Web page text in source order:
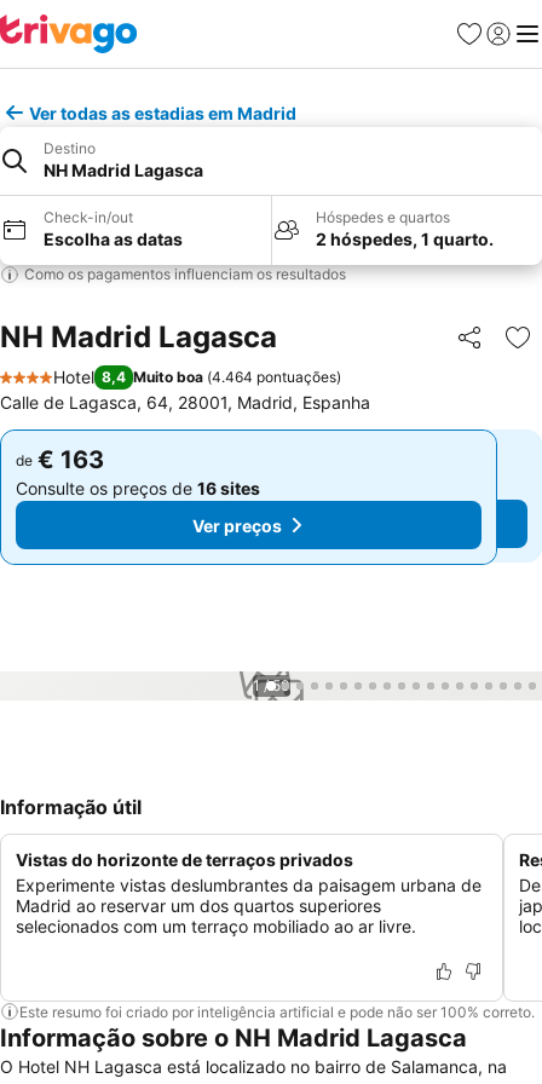
Favoritos
Iniciar
Ver todas as estadias em Madrid
Destino
NH Madrid Lagasca
Check-in/out
Escolha as datas
Hóspedes e quartos
2 hóspedes, 1 quarto.
Como os pagamentos influenciam os resultados
NH Madrid Lagasca Partilhar
4 Estrelas
Hotel 8,4 Muito boa (4.464 pontuações)
Calle de Lagasca, 64, 28001, Madrid, Espanha
de € 163
Consulte os preços de 16 sites
Ver preços
de € 163
Consulte os preços de 16 sites
Ver preços
1 / 50
Informação útil
Vistas do horizonte de terraços privados
Experimente vistas deslumbrantes da paisagem urbana de
Madrid ao reservar um dos quartos superiores
selecionados com um terraço mobiliado ao ar livre.
Este resumo foi criado por inteligência artificial e pode não ser 100% correto.
Informação sobre o NH Madrid Lagasca
O Hotel NH Lagasca está localizado no bairro de Salamanca, na